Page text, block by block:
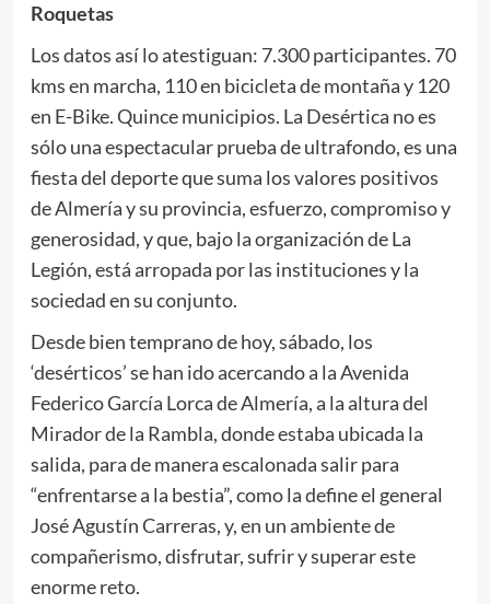
Roquetas
Los datos así lo atestiguan: 7.300 participantes. 70
kms en marcha, 110 en bicicleta de montaña y 120
en E-Bike. Quince municipios. La Desértica no es
sólo una espectacular prueba de ultrafondo, es una
fiesta del deporte que suma los valores positivos
de Almería y su provincia, esfuerzo, compromiso y
generosidad, y que, bajo la organización de La
Legión, está arropada por las instituciones y la
sociedad en su conjunto.
Desde bien temprano de hoy, sábado, los
‘desérticos’ se han ido acercando a la Avenida
Federico García Lorca de Almería, a la altura del
Mirador de la Rambla, donde estaba ubicada la
salida, para de manera escalonada salir para
“enfrentarse a la bestia”, como la define el general
José Agustín Carreras, y, en un ambiente de
compañerismo, disfrutar, sufrir y superar este
enorme reto.